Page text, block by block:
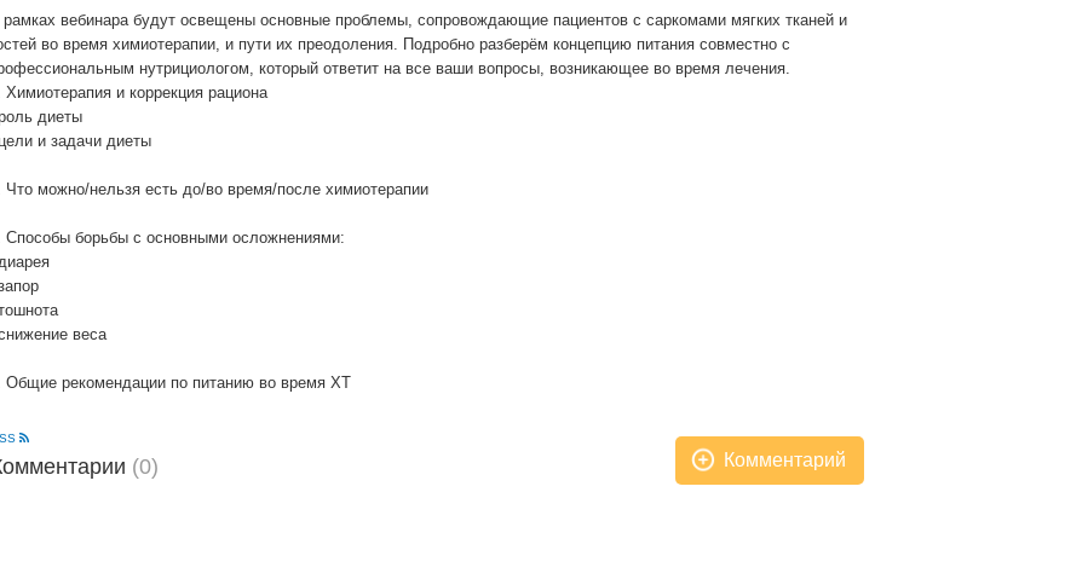
рамках вебинара будут освещены основные проблемы, сопровождающие пациентов с саркомами мягких тканей и
во время химиотерапии, и пути их преодоления. Подробно разберём концепцию питания совместно с
нутрициологом, который ответит на все ваши вопросы, возникающее во время лечения.
Химиотерапия и коррекция рациона
диеты
и задачи диеты
Что можно/нельзя есть до/во время/после химиотерапии
Способы борьбы с основными осложнениями:
веса
Общие рекомендации по питанию во время ХТ
(0) Комментарий